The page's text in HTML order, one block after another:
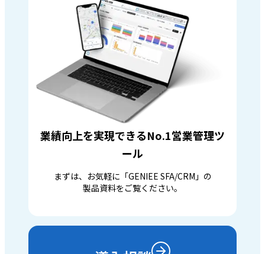
業績向上を実現できるNo.1営業管理ツ
ール
まずは、お気軽に「GENIEE SFA/CRM」の
製品資料をご覧ください。